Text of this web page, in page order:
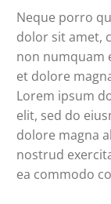
Neque porro
dolor sit amet,
non numquam
et dolore
Lorem ipsum
elit, sed do
dolore magna
nostrud
ea commodo